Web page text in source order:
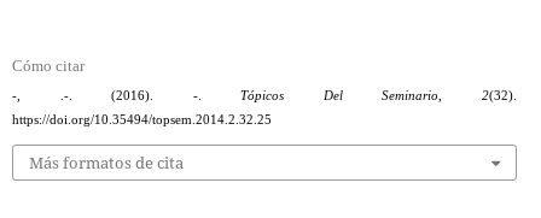
Cómo citar
-, .-. (2016). -.Tópicos Del Seminario ,2(32).
https://doi.org/10.35494/topsem.2014.2.32.25
Más formatos de cita